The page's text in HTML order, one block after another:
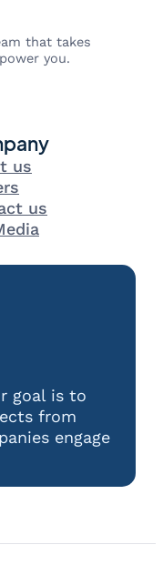
that takes
you.
us
us
goal is to
from
engage